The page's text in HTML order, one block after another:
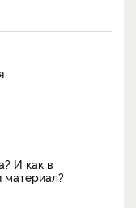
И как в
материал?